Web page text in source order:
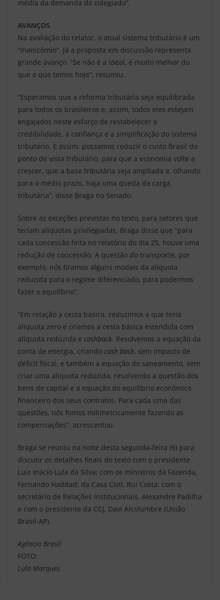
média da demanda do colegiado”.
AVANÇOS
Na avaliação do relator, o atual sistema tributário é um
“manicômio”. Já a proposta em discussão representa
grande avanço. “Se não é a ideal, é muito melhor do
que o que temos hoje”, resumiu.
“Esperamos que a reforma tributária seja equilibrada
para todos os brasileiros e, assim, todos eles estejam
engajados neste esforço de restabelecer a
credibilidade, a confiança e a simplificação do sistema
tributário. E assim, possamos reduzir o custo Brasil do
ponto de vista tributário, para que a economia volte a
crescer, que a base tributária seja ampliada e, olhando
para o médio prazo, haja uma queda da carga
tributária”, disse Braga no Senado.
Sobre as exceções previstas no texto, para setores que
teriam alíquotas privilegiadas, Braga disse que “para
cada concessão feita no relatório do dia 25, houve uma
redução de concessão. A questão do transporte, por
exemplo, nós tiramos alguns modais da alíquota
reduzida para o regime diferenciado, para podermos
fazer o equilíbrio”.
“Em relação a cesta básica, reduzimos a que teria
alíquota zero e criamos a cesta básica estendida com
alíquota reduzida e cashback. Resolvemos a equação da
conta de energia, criando cash back, sem impacto de
déficit fiscal, e também a equação do saneamento, sem
criar uma alíquota reduzida, resolvendo a questão dos
bens de capital e a equação do equilíbrio econômico
financeiro dos seus contratos. Para cada uma das
questões, nós fomos milimetricamente fazendo as
compensações”, acrescentou.
Braga se reuniu na noite desta segunda-feira (6) para
discutir os detalhes finais do texto com o presidente
Luiz Inácio Lula da Silva; com os ministros da Fazenda,
Fernando Haddad; da Casa Civil, Rui Costa; com o
secretário de Relações Institucionais, Alexandre Padilha
e com o presidente da CCJ, Davi Alcolumbre (União
Brasil-AP).
Agência Brasil
FOTO:
Lula Marques